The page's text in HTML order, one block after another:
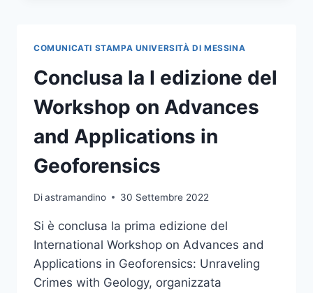
WELCOME
DAY
UNIME
COMUNICATI STAMPA UNIVERSITÀ DI MESSINA
Conclusa la I edizione del
Workshop on Advances
and Applications in
Geoforensics
Diastramandino 30 Settembre 2022
Si è conclusa la prima edizione del
International Workshop on Advances and
Applications in Geoforensics: Unraveling
Crimes with Geology, organizzata